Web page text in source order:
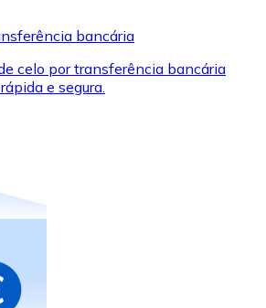
bancária
/ débito
presente das suas marcas favoritas
presente
bancária
celo por transferência bancária
e segura.